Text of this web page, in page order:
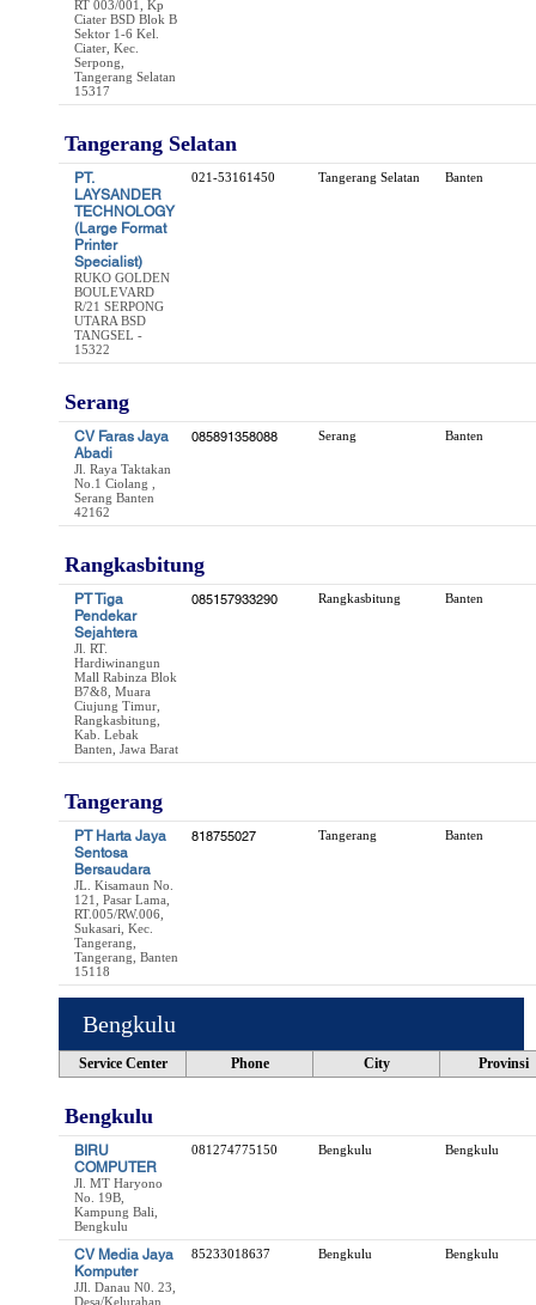
RT 003/001, Kp
Ciater BSD Blok B
Sektor 1-6 Kel.
Ciater, Kec.
Serpong,
Tangerang Selatan
15317
Tangerang Selatan
PT.
LAYSANDER
TECHNOLOGY
(Large Format
Printer
Specialist)
RUKO GOLDEN
BOULEVARD
R/21 SERPONG
UTARA BSD
TANGSEL -
15322
021-53161450 Tangerang Selatan Banten
Serang
CV Faras Jaya
Abadi
Jl. Raya Taktakan
No.1 Ciolang ,
Serang Banten
42162
085891358088 Serang Banten
Rangkasbitung
PT Tiga
Pendekar
Sejahtera
Jl. RT.
Hardiwinangun
Mall Rabinza Blok
B7&8, Muara
Ciujung Timur,
Rangkasbitung,
Kab. Lebak
Banten, Jawa Barat
085157933290 Rangkasbitung Banten
Tangerang
PT Harta Jaya
Sentosa
Bersaudara
JL. Kisamaun No.
121, Pasar Lama,
RT.005/RW.006,
Sukasari, Kec.
Tangerang,
Tangerang, Banten
15118
818755027 Tangerang Banten
Bengkulu
Service Center Phone City Provinsi
Bengkulu
BIRU
COMPUTER
Jl. MT Haryono
No. 19B,
Kampung Bali,
Bengkulu
081274775150 Bengkulu Bengkulu
CV Media Jaya
Komputer
JJl. Danau N0. 23,
Desa/Kelurahan
85233018637 Bengkulu Bengkulu